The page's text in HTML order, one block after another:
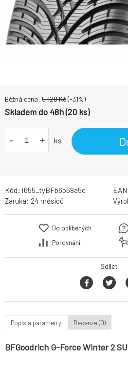
Běžná cena: 5 128Kč(-31%)
Skladem do 48h (20 ks)
- + ks
Kód: i655_tyBFb6b68a5c
Záruka: 24 měsíců
Do oblíbených
Porovnání
Sdílet
Popis a parametry Recenze (0)
BFGoodrich G-Force Winter 2